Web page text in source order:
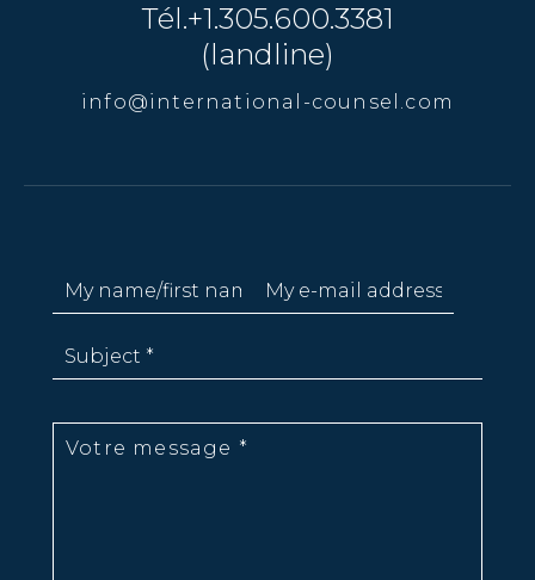
Tél.+1.305.600.3381
(landline)
info@international-counsel.com